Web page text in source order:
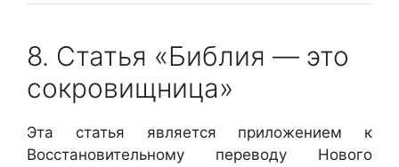
8. Статья «Библия — это
сокровищница»
Эта статья является приложением к
Восстановительному переводу Нового